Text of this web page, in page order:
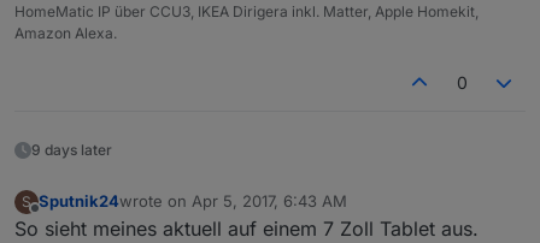
HomeMatic IP über CCU3, IKEA Dirigera inkl. Matter, Apple Homekit,
Amazon Alexa.
0
9 days later
S
Offline
Sputnik24wrote on Apr 5, 2017, 6:43 AM
last edited by
So sieht meines aktuell auf einem 7 Zoll Tablet aus.